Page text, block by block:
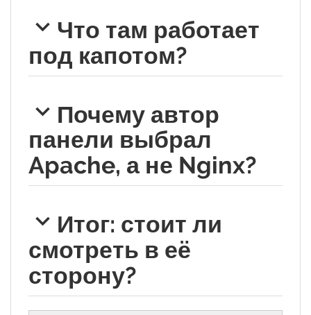
Что там работает
под капотом?
Почему автор
панели выбрал
Apache, а не Nginx?
Итог: стоит ли
смотреть в её
сторону?